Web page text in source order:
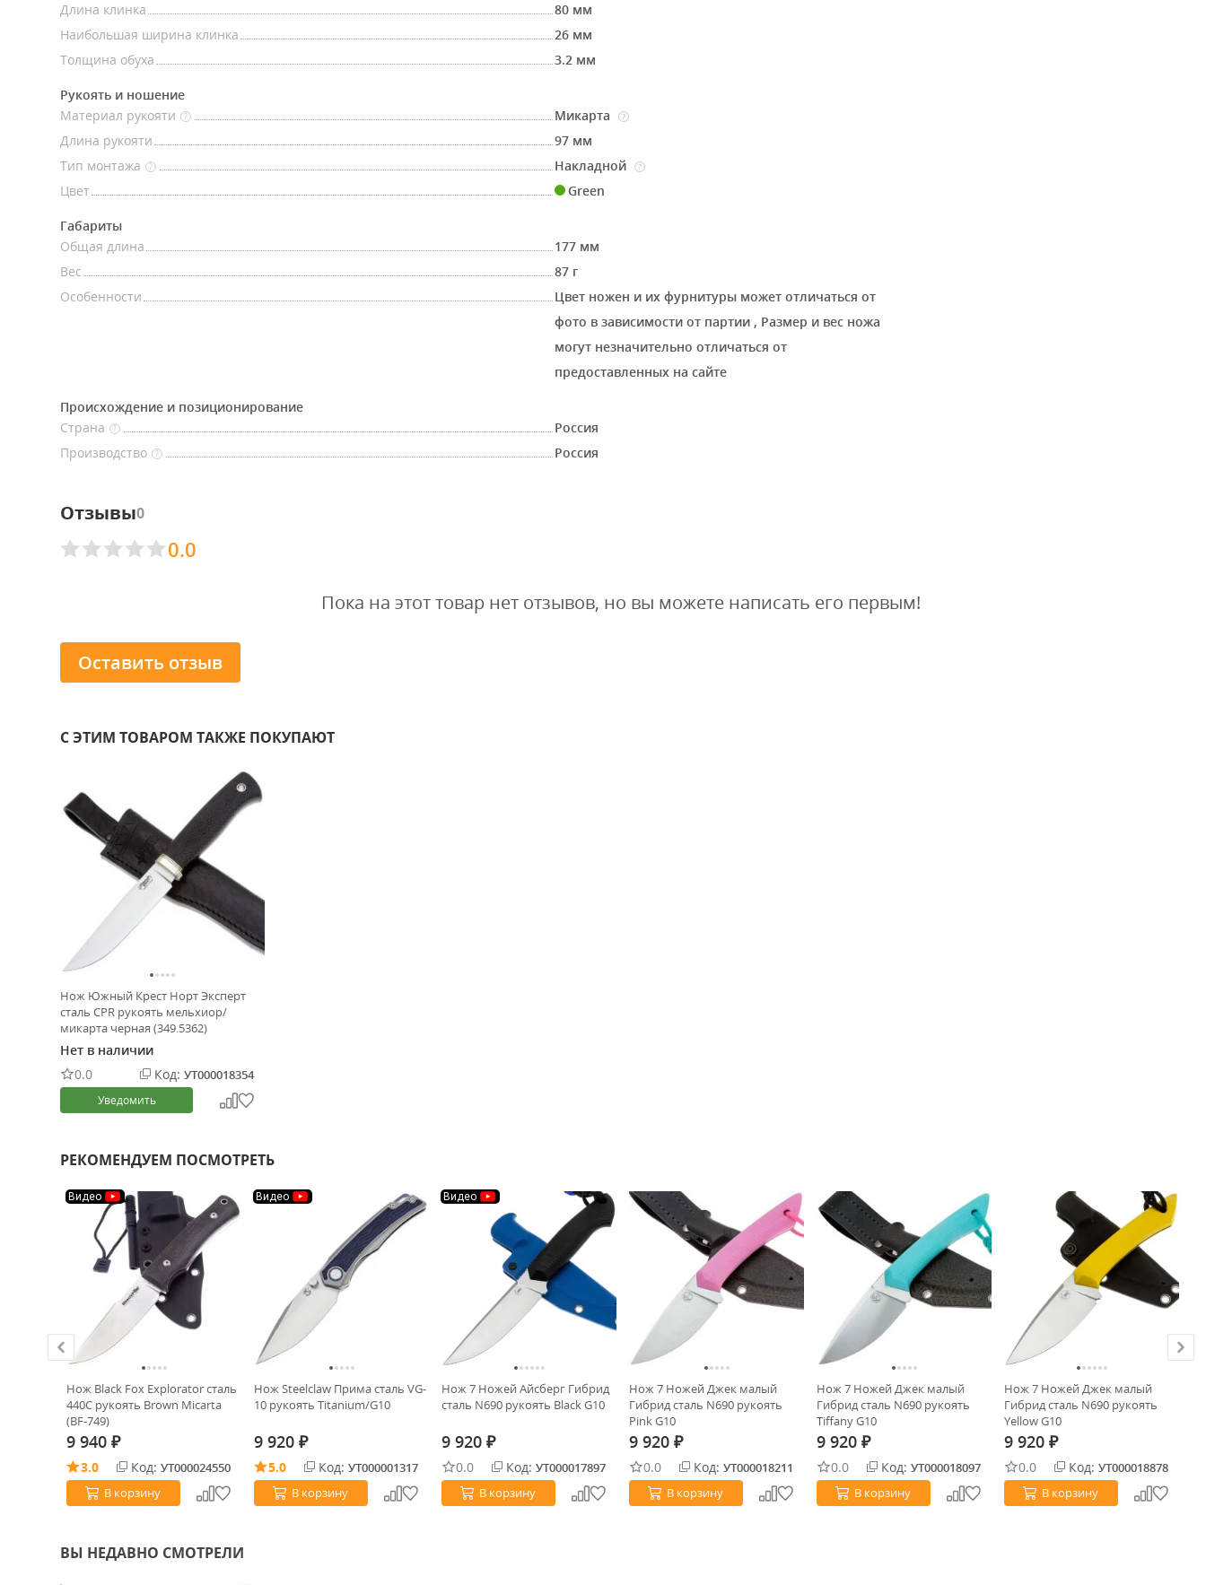
Длина клинка
80 мм
Наибольшая ширина клинка
26 мм
Толщина обуха
3.2 мм
Рукоять и ношение
Материал рукояти
? Микарта ?
Длина рукояти
97 мм
Тип монтажа
? Накладной ?
Цвет Green
Габариты
Общая длина
177 мм
Вес
87 г
Особенности
Цвет ножен и их фурнитуры может отличаться от
фото в зависимости от партии , Размер и вес ножа
могут незначительно отличаться от
предоставленных на сайте
Происхождение и позиционирование
Страна
?
Россия
Производство
? Россия
Отзывы0
0.0
Пока на этот товар нет отзывов, но вы можете написать его первым!
Оставить отзыв
С ЭТИМ ТОВАРОМ ТАКЖЕ ПОКУПАЮТ
Нож Южный Крест Норт Эксперт
сталь CPR рукоять мельхиор/
микарта черная (349.5362)
Нет в наличии
0.0
Код: УТ000018354
Уведомить
РЕКОМЕНДУЕМ ПОСМОТРЕТЬ
Видео
Нож Black Fox Explorator сталь
440C рукоять Brown Micarta
(BF-749)
9 940 ₽
3.0 Код: УТ000024550
В корзину
Видео
Нож Steelclaw Прима сталь VG-
10 рукоять Titanium/G10
9 920 ₽
5.0 Код: УТ000001317
В корзину
Видео
Нож 7 Ножей Айсберг Гибрид
сталь N690 рукоять Black G10
9 920 ₽
0.0 Код: УТ000017897
В корзину
Нож 7 Ножей Джек малый
Гибрид сталь N690 рукоять
Pink G10
9 920 ₽
0.0 Код: УТ000018211
В корзину
Нож 7 Ножей Джек малый
Гибрид сталь N690 рукоять
Tiffany G10
9 920 ₽
0.0 Код: УТ000018097
В корзину
Нож 7 Ножей Джек малый
Гибрид сталь N690 рукоять
Yellow G10
9 920 ₽
0.0 Код: УТ000018878
В корзину
ВЫ НЕДАВНО СМОТРЕЛИ